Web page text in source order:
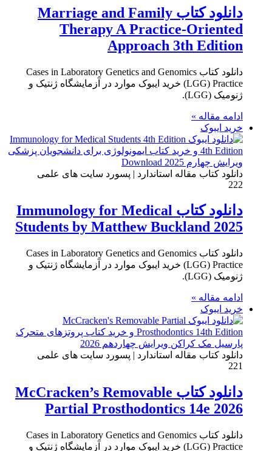
دانلود کتاب Marriage and Family
Therapy A Practice-Oriented
Approach 3th Edition
دانلود کتاب Cases in Laboratory Genetics and Genomics
(LGG) Practice خرید ایبوک موارد در آزمایشگاه ژنتیک و
ژنومیک (LGG).
ادامه مقاله »
خرید ایبوک
دانلود کتاب مقاله استاندارد | پسورد سایت های علمی
222
دانلود کتاب Immunology for Medical
Students by Matthew Buckland 2025
دانلود کتاب Cases in Laboratory Genetics and Genomics
(LGG) Practice خرید ایبوک موارد در آزمایشگاه ژنتیک و
ژنومیک (LGG).
ادامه مقاله »
خرید ایبوک
دانلود کتاب مقاله استاندارد | پسورد سایت های علمی
221
دانلود کتاب McCracken’s Removable
Partial Prosthodontics 14e 2026
دانلود کتاب Cases in Laboratory Genetics and Genomics
(LGG) Practice خرید ایبوک موارد در آزمایشگاه ژنتیک و